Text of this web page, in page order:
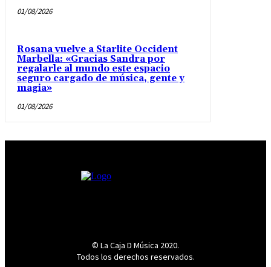
01/08/2026
Rosana vuelve a Starlite Occident
Marbella: «Gracias Sandra por
regalarle al mundo este espacio
seguro cargado de música, gente y
magia»
01/08/2026
© La Caja D Música 2020.
Todos los derechos reservados.